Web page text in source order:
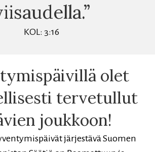
KOL: 3:16
olet
tervetullut
joukkoon!
järjestävä Suomen